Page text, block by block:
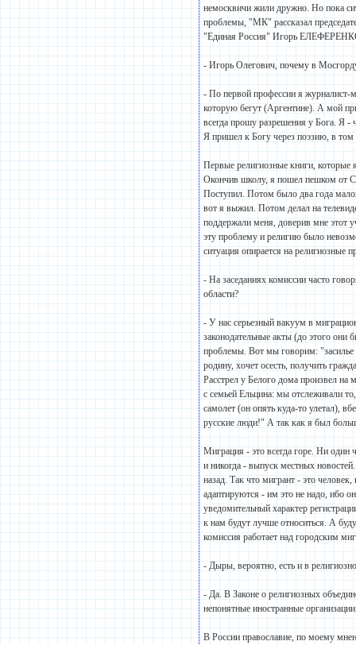
немосквичи жили дружно. Но пока
проблемы, "МК" рассказал
"Единая Россия" Игорь
- Игорь Олегович, почему в
- По первой профессии я журналист-
которую бегут (Аргентине). А мой
всегда прошу разрешения у Бога. Я
Я пришел к Богу через поэзию, в том
Первые религиозные книги,
Окончив школу, я пошел пешком от
Поступил. Потом было два года
вот я выжил. Потом делал на
поддержали меня, доверив мне этот
эту проблему и религию было
ситуация опирается на религиозные
- На заседаниях комиссии часто
области?
- У нас серьезный вакуум в
законодательные акты (до этого они
проблемы. Вот мы говорим:
родину, хочет осесть, получить
Расстрел у Белого дома произвел
с семьей Ельцина: мы отслеживали
самолет (он опять куда-то улетал),
русские люди!" А так как я был
Миграция - это всегда горе. Ни
и никогда - выпуск местных
назад. Так что мигрант - это
адаптируются - им это не надо, ибо
уведомительный характер
к нам будут лучше относиться. А
комиссия работает над городским
- Дыры, вероятно, есть и в
- Да. В Законе о религиозных
непонятные иностранные
В России православие, по моему